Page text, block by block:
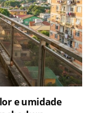
e umidade